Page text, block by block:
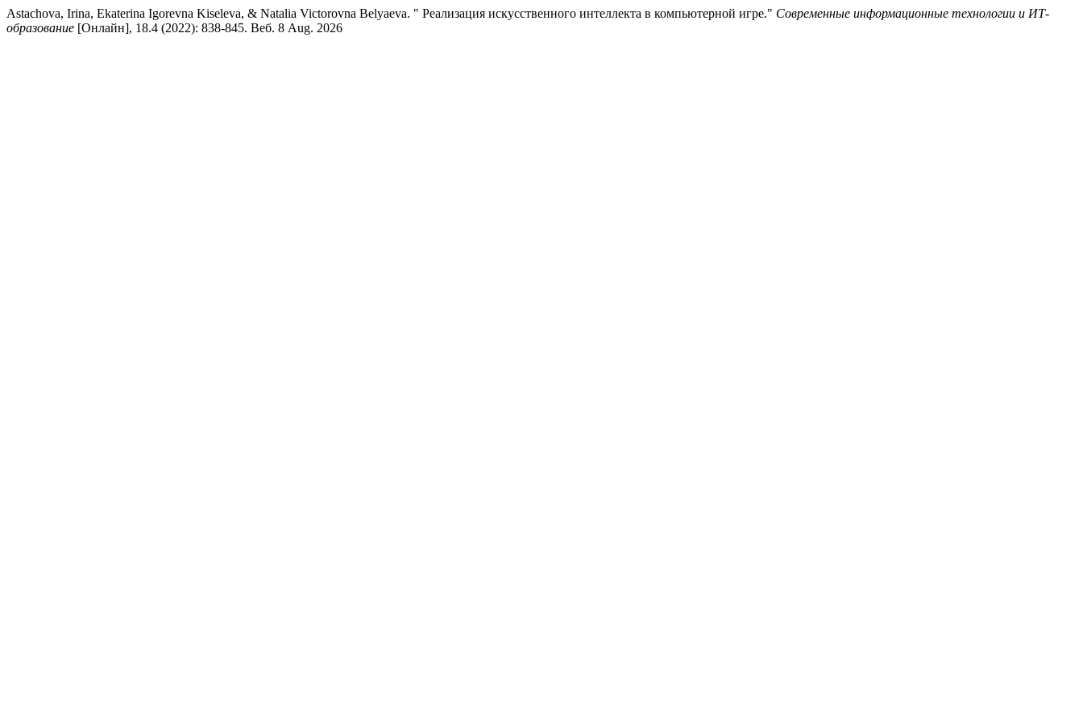
Astachova, Irina, Ekaterina Igorevna Kiseleva, & Natalia Victorovna Belyaeva. " Реализация искусственного интеллекта в компьютерной игре." Современные информационные технологии и ИТ-
образование [Онлайн], 18.4 (2022): 838-845. Веб. 8 Aug. 2026